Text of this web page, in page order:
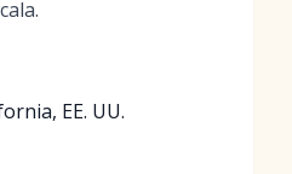
EE. UU.